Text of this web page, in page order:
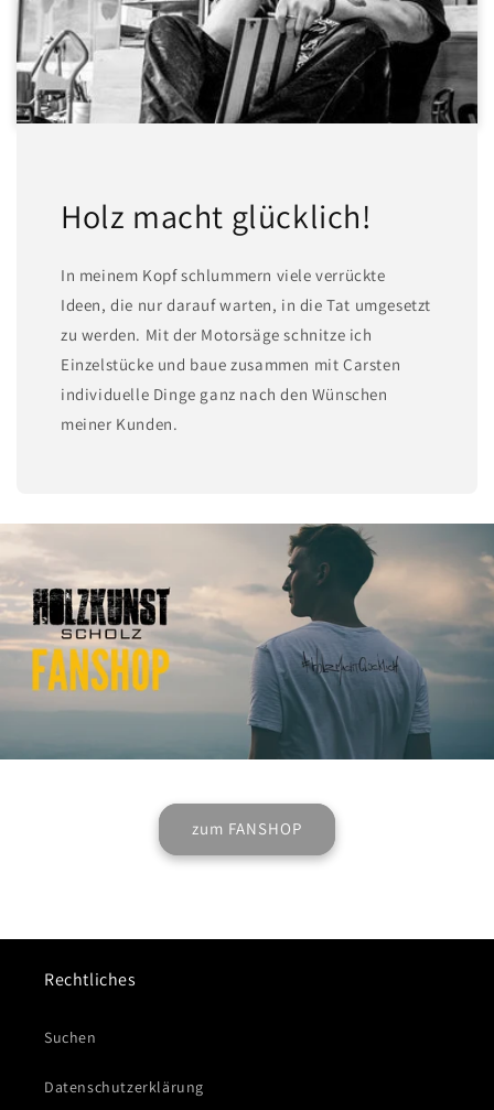
Holz macht glücklich!
In meinem Kopf schlummern viele verrückte
Ideen, die nur darauf warten, in die Tat umgesetzt
zu werden. Mit der Motorsäge schnitze ich
Einzelstücke und baue zusammen mit Carsten
individuelle Dinge ganz nach den Wünschen
meiner Kunden.
zum FANSHOP
Rechtliches
Suchen
Datenschutzerklärung